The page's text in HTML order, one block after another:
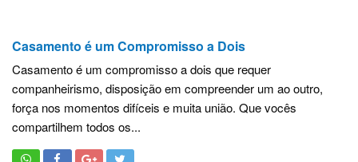
Casamento é um Compromisso a Dois
Casamento é um compromisso a dois que requer
companheirismo, disposição em compreender um ao outro,
força nos momentos difíceis e muita união. Que vocês
compartilhem todos os...